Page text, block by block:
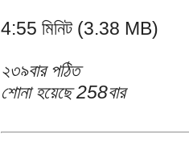
4:55 মিনিট (3.38 MB)
২৩৯বার পঠিত
শোনা হয়েছে 258বার